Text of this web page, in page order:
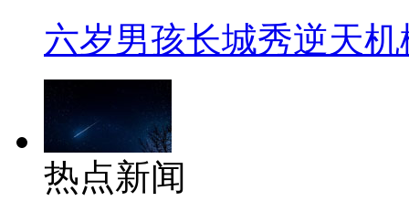
六岁男孩长城秀逆天机
热点新闻